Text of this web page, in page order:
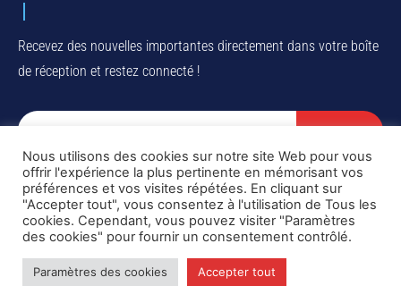
Recevez des nouvelles importantes directement dans votre boîte
de réception et restez connecté !
SUBSCRIBE
I've read and accept thePrivacy Policy.
Copyright © DiaspoRDC. All rights reserved
Nous utilisons des cookies sur notre site Web pour vous
offrir l'expérience la plus pertinente en mémorisant vos
préférences et vos visites répétées. En cliquant sur
"Accepter tout", vous consentez à l'utilisation de Tous les
cookies. Cependant, vous pouvez visiter "Paramètres
des cookies" pour fournir un consentement contrôlé.
Paramètres des cookies Accepter tout